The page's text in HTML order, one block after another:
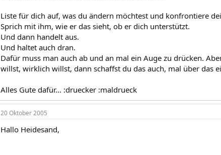
Liste für dich auf, was du ändern möchtest und konfrontiere
Sprich mit ihm, wie er das sieht, ob er dich unterstützt.
Und dann handelt aus.
Und haltet auch dran.
Dafür muss man auch ab und an mal ein Auge zu drücken.
willst, wirklich willst, dann schaffst du das auch, mal über das
Alles Gute dafür... :druecker :maldrueck
20 Oktober 2005
Hallo Heidesand,